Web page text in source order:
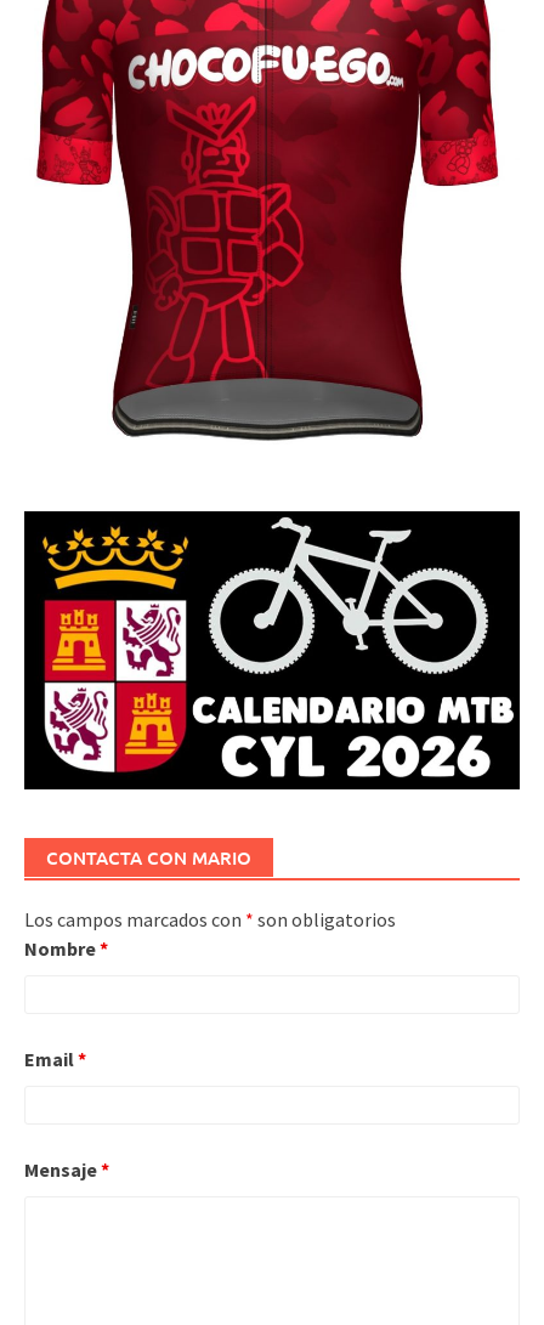
CONTACTA CON MARIO
Los campos marcados con * son obligatorios
Nombre*
Email*
Mensaje*